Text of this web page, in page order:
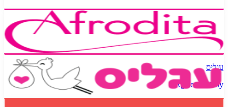
אפרודיטה
Afrodita
עגליס
Agalease Baby